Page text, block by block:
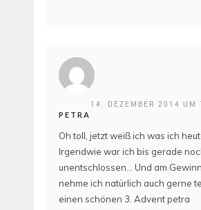
PETRA
14. DEZEMBER 2014 UM
Oh toll, jetzt weiß ich was ich
Irgendwie war ich bis gerade
unentschlossen… Und am
nehme ich natürlich auch gerne
einen schönen 3. Advent petra